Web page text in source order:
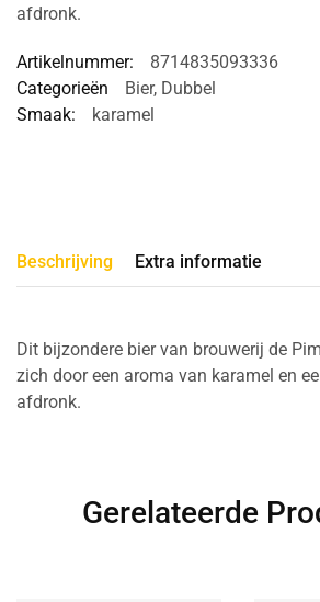
afdronk.
Artikelnummer:
8714835093336
Categorieën
Bier, Dubbel
Smaak:
karamel
Beschrijving Extra informatie
Dit bijzondere bier van brouwerij de
zich door een aroma van karamel en
afdronk.
Gerelateerde